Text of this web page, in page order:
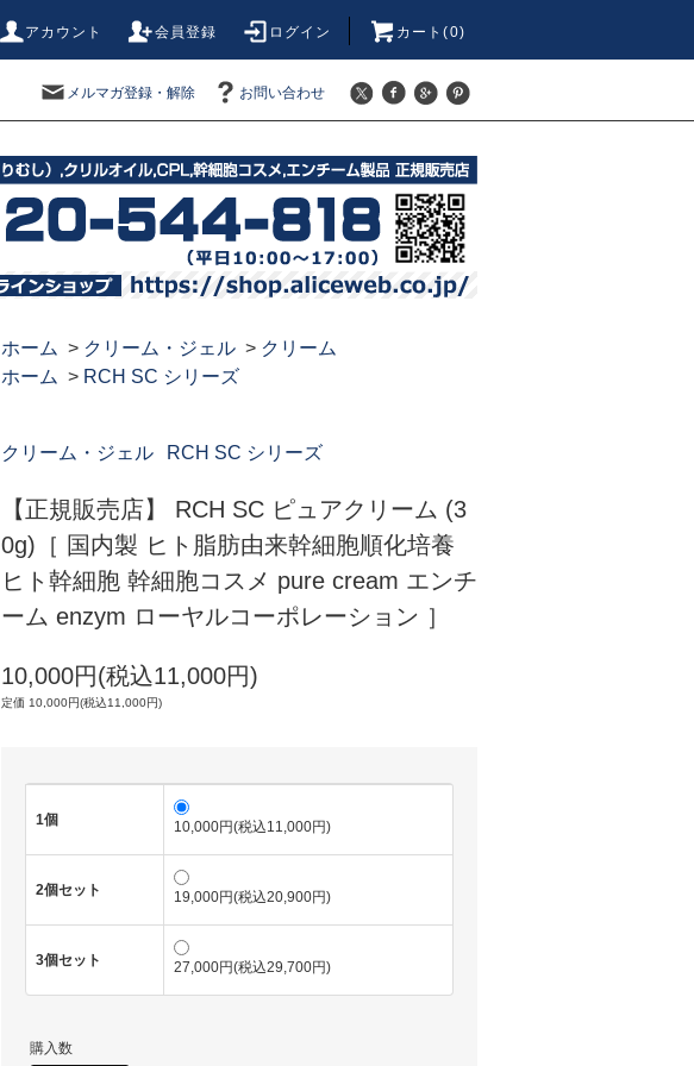
アカウント 会員登録 ログイン カート(0)
メルマガ登録・解除 お問い合わせ
ホーム > クリーム・ジェル > クリーム
ホーム > RCH SC シリーズ
クリーム・ジェル RCH SC シリーズ
【正規販売店】 RCH SC ピュアクリーム (3
0g)［ 国内製 ヒト脂肪由来幹細胞順化培養
ヒト幹細胞 幹細胞コスメ pure cream エンチ
ーム enzym ローヤルコーポレーション ］
10,000円(税込11,000円)
定価 10,000円(税込11,000円)
1個 10,000円(税込11,000円)
2個セット 19,000円(税込20,900円)
3個セット 27,000円(税込29,700円)
購入数